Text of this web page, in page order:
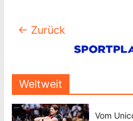
← Zurück
Weltweit
Vom